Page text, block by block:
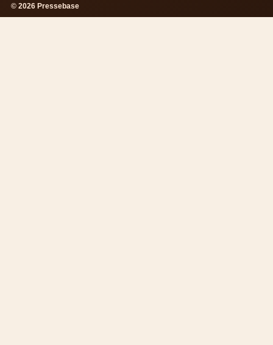
© 2026 Pressebase